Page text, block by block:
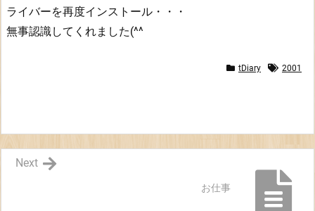
ライバーを再度インストール・・・
無事認識してくれました(^^
tDiary 2001
お仕事
Next